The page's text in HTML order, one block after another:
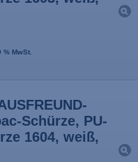
MwSt.
Schürze, PU-
1604, weiß,